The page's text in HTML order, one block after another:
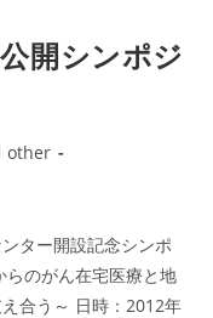
開シンポジ
other
ター開設記念シンポ
らのがん在宅医療と地
合う～ 日時：2012年